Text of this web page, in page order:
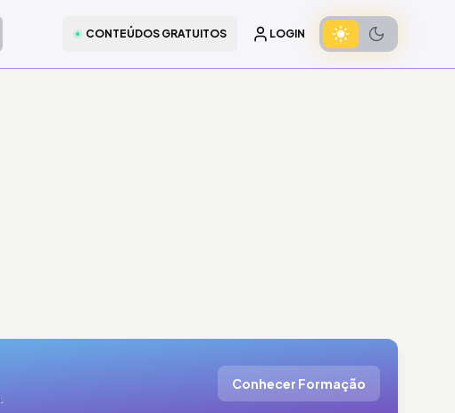
CONTEÚDOS GRATUITOS LOGIN
Conhecer Formação